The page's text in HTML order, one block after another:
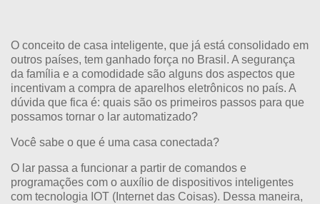
O conceito de casa inteligente, que já está consolidado em
outros países, tem ganhado força no Brasil. A segurança
da família e a comodidade são alguns dos aspectos que
incentivam a compra de aparelhos eletrônicos no país. A
dúvida que fica é: quais são os primeiros passos para que
possamos tornar o lar automatizado?
Você sabe o que é uma casa conectada?
O lar passa a funcionar a partir de comandos e
programações com o auxílio de dispositivos inteligentes
com tecnologia IOT (Internet das Coisas). Dessa maneira,